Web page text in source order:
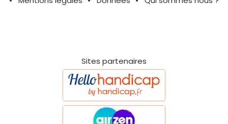
Sites partenaires